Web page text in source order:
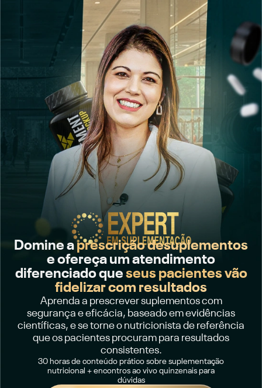
Domine aprescrição desuplementos
e ofereça um atendimento
diferenciado que seus pacientes vão
fidelizar com resultados
Aprenda a prescrever suplementos com
segurança e eficácia, baseado em evidências
científicas, e se torne o nutricionista de referência
que os pacientes procuram para resultados
consistentes.
30 horas de conteúdo prático sobre suplementação
nutricional + encontros ao vivo quinzenais para
dúvidas